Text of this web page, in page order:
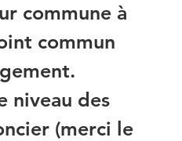
commune à
commun
niveau des
(merci le